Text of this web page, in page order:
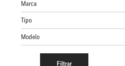
Marca
Tipo
Modelo